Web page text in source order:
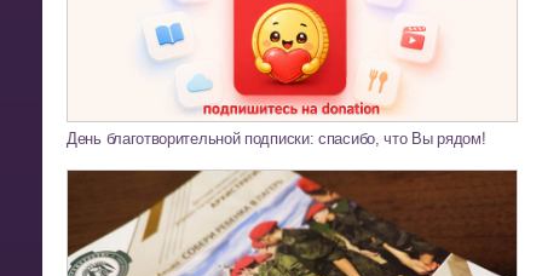
День благотворительной подписки: спасибо, что Вы рядом!